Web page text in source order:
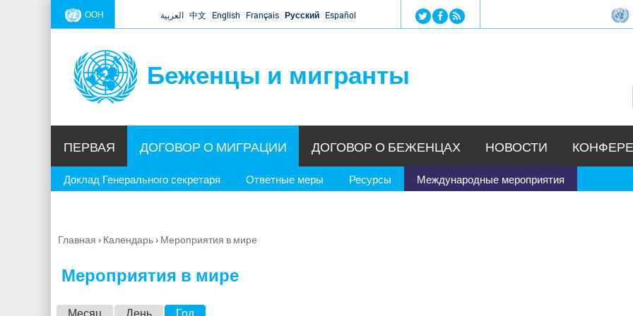
Jump to navigation
ООН العربية 中文 English Français Русский Español
Беженцы и мигранты
ПЕРВАЯ ДОГОВОР О МИГРАЦИИ
Доклад Генерального секретаря Ответные меры Ресурсы Международные мероприятия
ДОГОВОР О БЕЖЕНЦАХ НОВОСТИ
Вы
Главная › Календарь› Мероприятия в мире
Мероприятия в мире